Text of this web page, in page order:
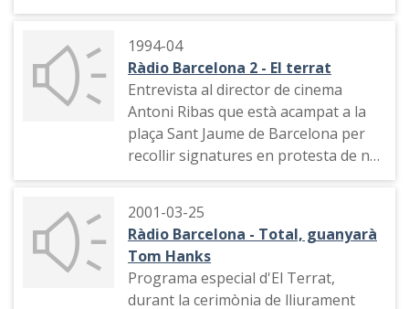
"Més enllà del Fernàndez", com
l'emissora, promoció del "Mega
resum de la setmana de El terrat",
identificació de l'emissora i del
programa, resum de la primera hora
1994-04
Ràdio Barcelona 2 - El terrat
Entrevista al director de cinema
Antoni Ribas que està acampat a la
plaça Sant Jaume de Barcelona per
recollir signatures en protesta de no
rebre una subvenció de la
rodatge de la pel·lícula "Terra de
canons"
2001-03-25
Ràdio Barcelona - Total, guanyarà
Tom Hanks
Programa especial d'El Terrat,
durant la cerimònia de lliurament